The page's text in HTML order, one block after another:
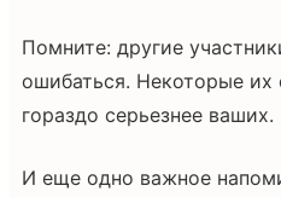
Помните: другие
ошибаться. Некоторые их
гораздо серьезнее ваших.
И еще одно важное